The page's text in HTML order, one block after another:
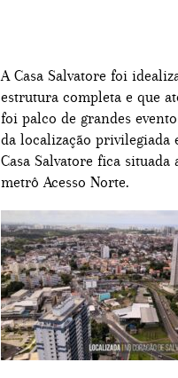
A Casa Salvatore foi
estrutura completa e que
foi palco de grandes
da localização privilegiada
Casa Salvatore fica situada
metrô Acesso Norte.